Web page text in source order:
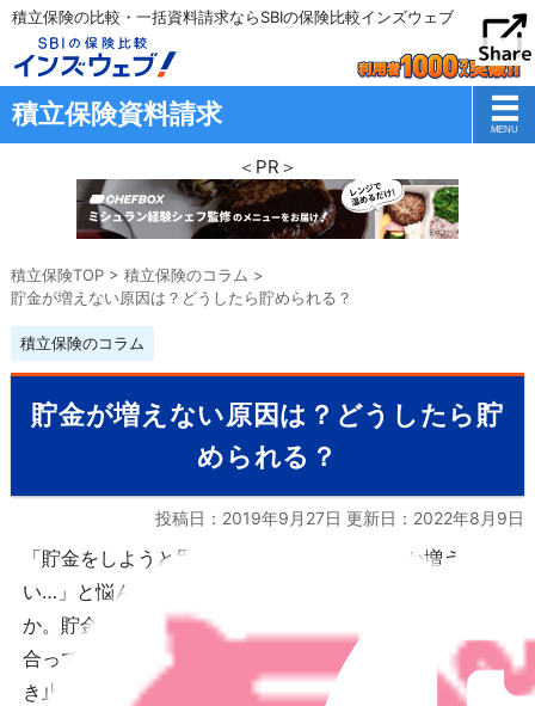
積立保険の比較・一括資料請求ならSBIの保険比較インズウェブ
積立保険資料請求
＜PR＞
積立保険TOP> 積立保険のコラム >
貯金が増えない原因は？どうしたら貯められる？
積立保険のコラム
貯金が増えない原因は？どうしたら貯
められる？
投稿日：2019年9月27日 更新日： 2022年8月9日
「貯金をしようと思っているけれどもなかなか増えな
い…」と悩んでいる方も多くいるのではないでしょう
か。貯金が増えないということは収入と支出がほぼ釣り
合っている状態です。そうなってしまっている原因を突
き止めて貯金を増やせるようになりましょう。